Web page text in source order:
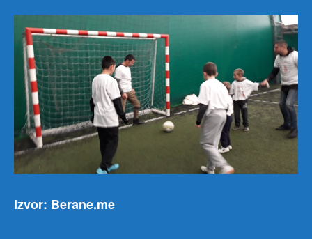
Izvor: Berane.me